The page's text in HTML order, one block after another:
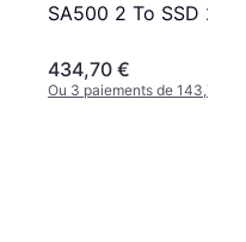
SA500 2 To SSD
434,70 €
Ou 3 paiements de 143,76 €